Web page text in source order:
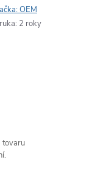
OEM
: 2 roky
tovaru